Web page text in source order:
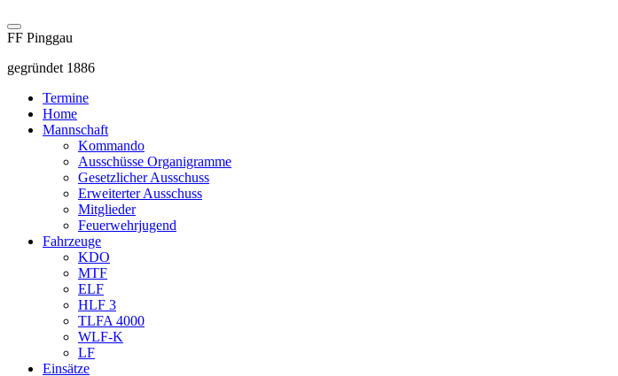
FF Pinggau
gegründet 1886
Termine
Home
Mannschaft
Kommando
Ausschüsse Organigramme
Gesetzlicher Ausschuss
Erweiterter Ausschuss
Mitglieder
Feuerwehrjugend
Fahrzeuge
KDO
MTF
ELF
HLF 3
TLFA 4000
WLF-K
LF
Einsätze